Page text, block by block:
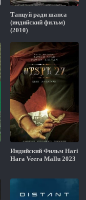
Танцуй ради шанса
(индийский фильм)
(2010)
Индийский Фильм Hari
Hara Veera Mallu 2023